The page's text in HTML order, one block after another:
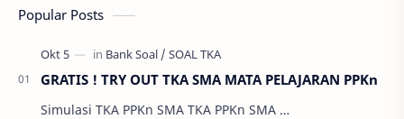
Popular Posts
GRATIS ! TRY OUT TKA SMA MATA PELAJARAN PPKn
Simulasi TKA PPKn SMA TKA PPKn SMA …